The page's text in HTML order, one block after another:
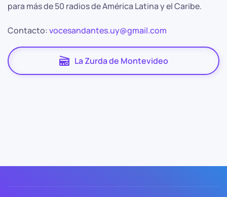
para más de 50 radios de América Latina y el Caribe.
Contacto:vocesandantes.uy@gmail.com
La Zurda de Montevideo